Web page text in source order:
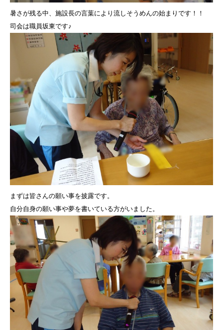
暑さが残る中、施設長の言葉により流しそうめんの始まりです！！
司会は職員坂東です♪
まずは皆さんの願い事を披露です。
自分自身の願い事や夢を書いている方がいました。